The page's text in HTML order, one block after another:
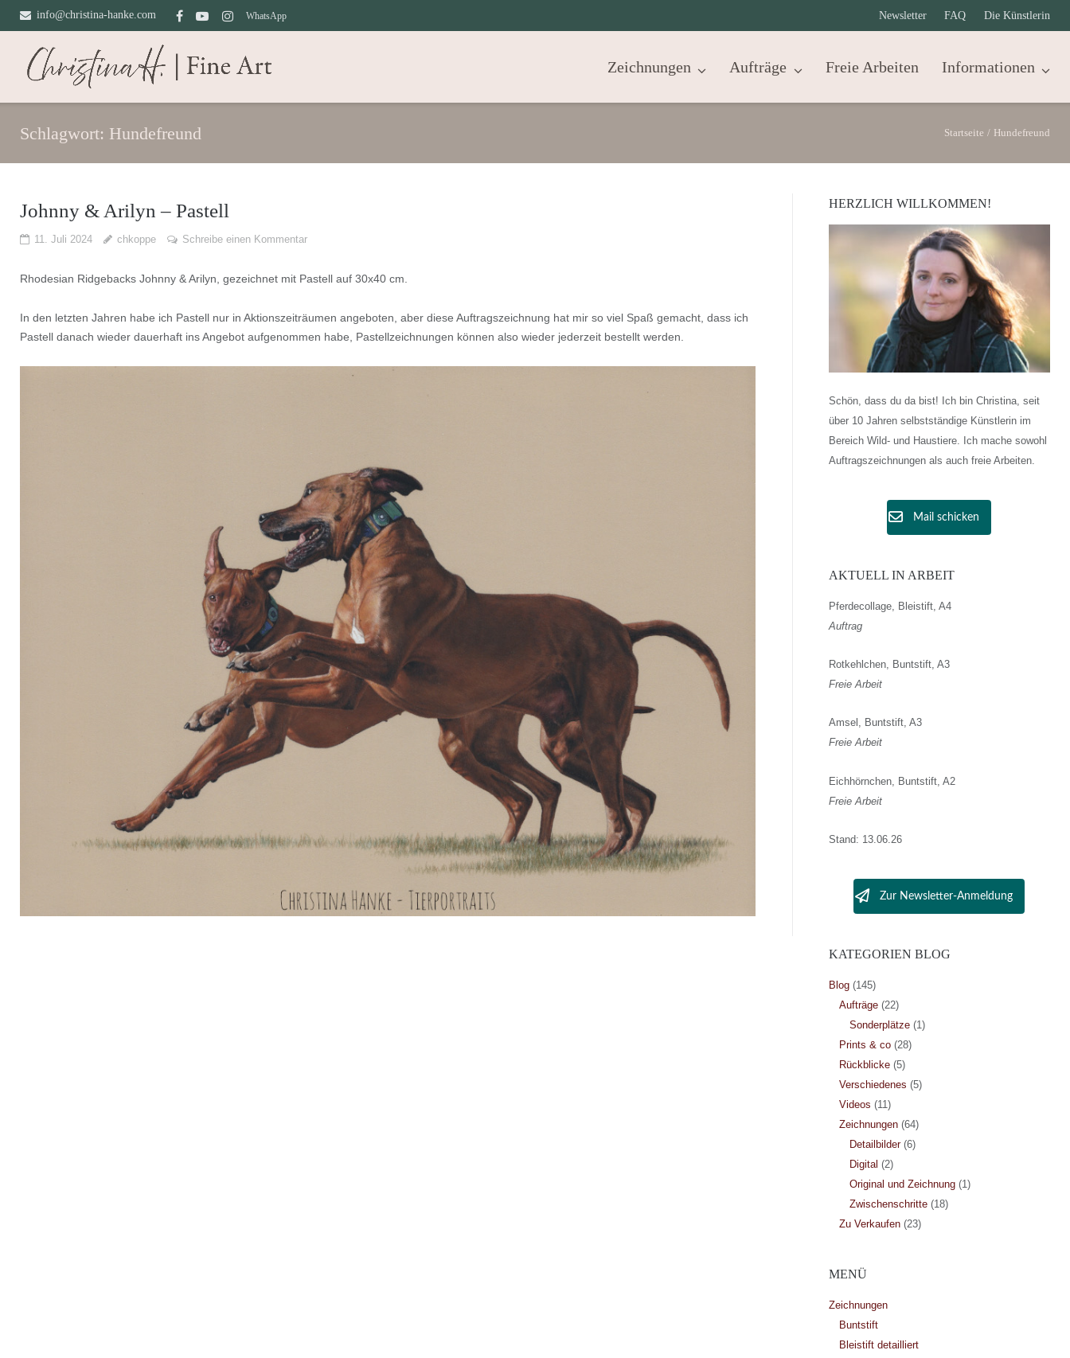
Direkt
info@christina-hanke.com WhatsApp Newsletter FAQ Die Künstlerin
Zeichnungen Aufträge Freie Arbeiten Informationen
Schlagwort: Hundefreund Startseite / Hundefreund
Johnny & Arilyn – Pastell
11. Juli 2024 chkoppe Schreibe einen Kommentar
Rhodesian Ridgebacks Johnny & Arilyn, gezeichnet mit Pastell auf 30x40 cm.
In den letzten Jahren habe ich Pastell nur in Aktionszeiträumen angeboten, aber diese Auftragszeichnung hat mir so viel Spaß gemacht, dass ich
Pastell danach wieder dauerhaft ins Angebot aufgenommen habe, Pastellzeichnungen können also wieder jederzeit bestellt werden.
HERZLICH WILLKOMMEN!
Schön, dass du da bist! Ich bin Christina, seit
über 10 Jahren selbstständige Künstlerin im
Bereich Wild- und Haustiere. Ich mache sowohl
Auftragszeichnungen als auch freie Arbeiten.
Mail schicken
AKTUELL IN ARBEIT
Pferdecollage, Bleistift, A4
Auftrag
Rotkehlchen, Buntstift, A3
Freie Arbeit
Amsel, Buntstift, A3
Freie Arbeit
Eichhörnchen, Buntstift, A2
Freie Arbeit
Stand: 13.06.26
Zur Newsletter-Anmeldung
KATEGORIEN BLOG
Blog(145)
Aufträge(22)
Sonderplätze(1)
Prints & co(28)
Rückblicke(5)
Verschiedenes (5)
Videos (11)
Zeichnungen(64)
Detailbilder(6)
Digital (2)
Original und Zeichnung(1)
Zwischenschritte(18)
Zu Verkaufen(23)
MENÜ
Zeichnungen
Buntstift
Bleistift detailliert